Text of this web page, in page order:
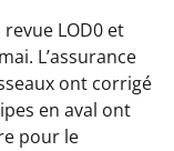
LOD0 et
L’assurance
ont corrigé
en aval ont
pour le